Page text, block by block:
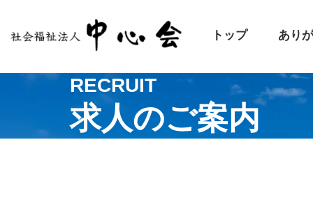
トップ あり
RECRUIT
求人のご案内